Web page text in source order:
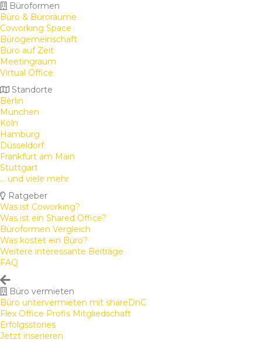
Büroformen
Büro & Büroräume
Coworking Space
Bürogemeinschaft
Büro auf Zeit
Meetingraum
Virtual Office
Standorte
Berlin
München
Köln
Hamburg
Düsseldorf
Frankfurt am Main
Stuttgart
... und viele mehr
Ratgeber
Was ist Coworking?
Was ist ein Shared Office?
Büroformen Vergleich
Was kostet ein Büro?
Weitere interessante Beiträge
FAQ
Büro vermieten
Büro untervermieten mit shareDnC
Flex Office Profis Mitgliedschaft
Erfolgsstories
Jetzt inserieren